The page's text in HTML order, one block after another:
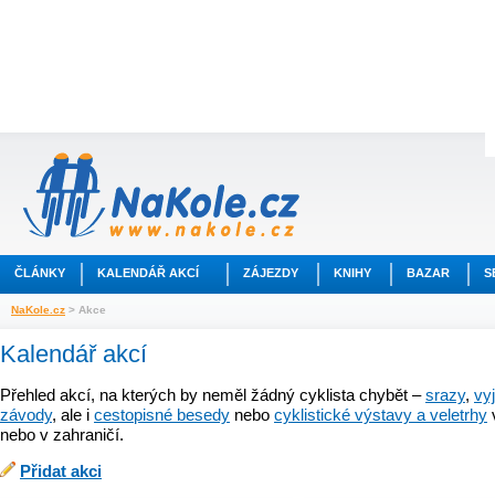
ČLÁNKY KALENDÁŘ AKCÍ ZÁJEZDY KNIHY BAZAR
NaKole.cz > Akce
Kalendář akcí
Přehled akcí, na kterých by neměl žádný cyklista chybět –srazy,
závody, ale i cestopisné besedy nebo cyklistické výstavy a veletrhy
nebo v zahraničí.
Přidat akci